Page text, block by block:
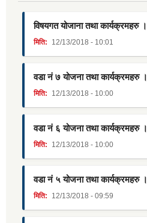
विषयगत योजाना तथा कार्यक्रमहरु ।
मिति: 12/13/2018 - 10:01
वडा नं ७ योजना तथा कार्यक्रमहरु ।
मिति: 12/13/2018 - 10:00
वडा नं ६ योजना तथा कार्यक्रमहरु ।
मिति: 12/13/2018 - 10:00
वडा नं ५ योजना तथा कार्यक्रमहरु ।
मिति: 12/13/2018 - 09:59